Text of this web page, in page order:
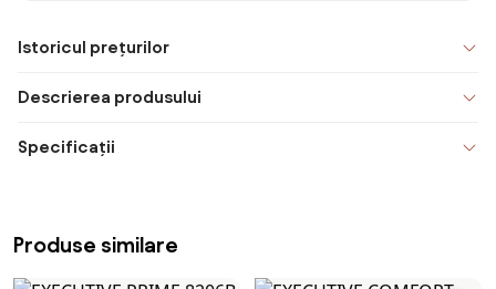
Istoricul prețurilor
Descrierea produsului
Specificații
Produse similare